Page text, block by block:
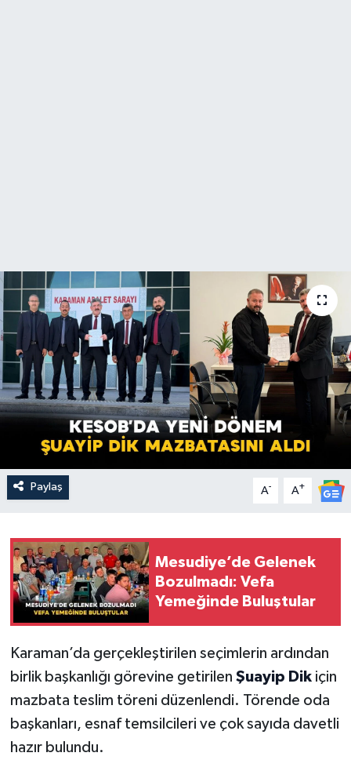
Paylaş A- A+
Mesudiye’de Gelenek
Bozulmadı: Vefa
Yemeğinde Buluştular
Karaman’da gerçekleştirilen seçimlerin ardından
birlik başkanlığı görevine getirilen Şuayip Dikiçin
mazbata teslim töreni düzenlendi. Törende oda
başkanları, esnaf temsilcileri ve çok sayıda davetli
hazır bulundu.